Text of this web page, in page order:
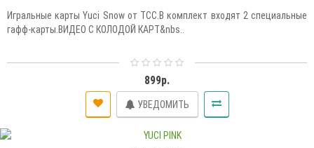
Игральные карты Yuci Snow от TCC.В комплект входят 2 специальные
гафф-карты.ВИДЕО С КОЛОДОЙ КАРТ&nbs..
899р.
УВЕДОМИТЬ